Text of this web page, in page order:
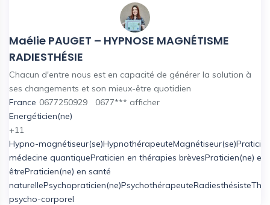
Maélie PAUGET – HYPNOSE MAGNÉTISME
RADIESTHÉSIE
Chacun d'entre nous est en capacité de générer la solution à
ses changements et son mieux-être quotidien
France 0677250929 0677*** afficher
Energéticien(ne)
+11
Hypno-magnétiseur(se)HypnothérapeuteMagnétiseur(se)
médecine quantiquePraticien en thérapies brèvesPraticien(ne) en
êtrePraticien(ne) en santé
naturellePsychopraticien(ne)PsychothérapeuteRadiesthésiste
psycho-corporel